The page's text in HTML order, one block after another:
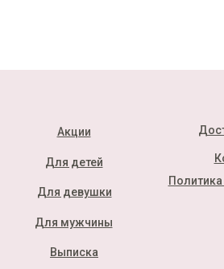
Акции
Для детей
Для девушки
Для мужчины
Выписка